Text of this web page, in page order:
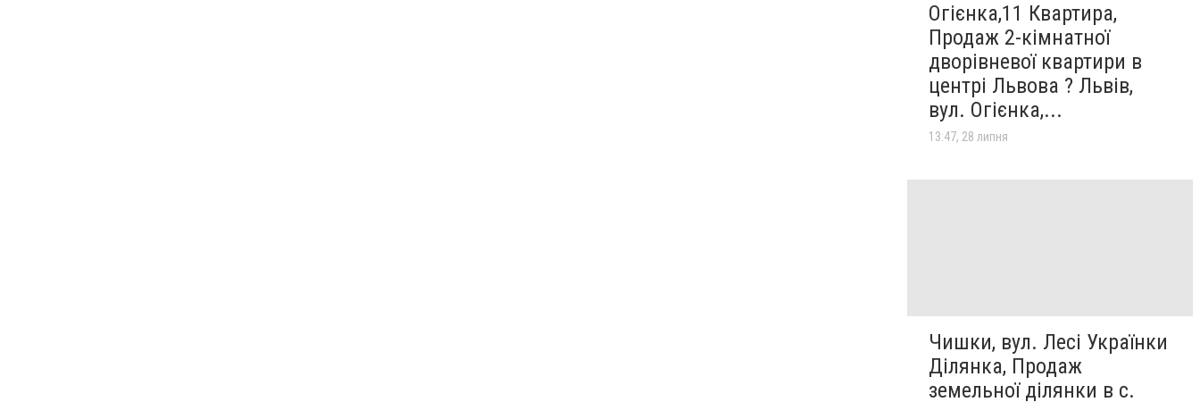
Огієнка,11 Квартира,
Продаж 2-кімнатної
дворівневої квартири в
центрі Львова ? Львів,
вул. Огієнка,...
13:47, 28 липня
Чишки, вул. Лесі Українки
Ділянка, Продаж
земельної ділянки в с.